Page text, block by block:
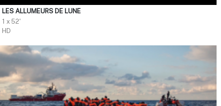
LES ALLUMEURS DE LUNE
1 x 52'
HD